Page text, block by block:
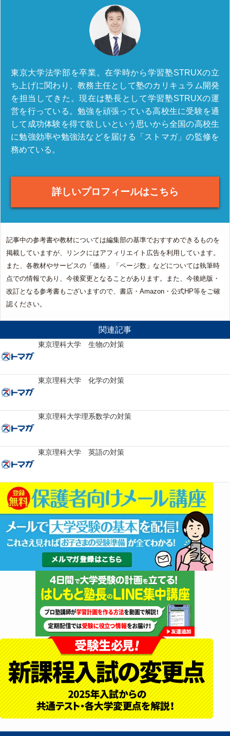
東京大学法学部を卒業。在学時から学習塾STRUXの立
ち上げに関わり、教務主任として塾のカリキュラム開発
を担当してきた。現在は塾長として学習塾STRUXの運
営を行っている。勉強を頑張っている高校生に受験を通
して成功体験を得て欲しいという思いから全国の高校生
に勉強効率や勉強法などを届ける「ストマガ」の監修を
務めている。
詳しいプロフィールはこちら
記事中の参考書や教材については編集部の基準でおすすめできるものを
掲載していますが、リンクにはアフィリエイト広告を利用しています。
また、各教材やサービスの「価格」「ページ数」などについては執筆時
点での情報であり、今後変更となることがあります。また、今後絶版・
改訂となる参考書もございますので、書店・Amazon・公式HP等をご確
認ください。
関連記事
東京理科大学 生物の対策
東京理科大学 化学の対策
東京理科大学理系数学の対策
東京理科大学 英語の対策